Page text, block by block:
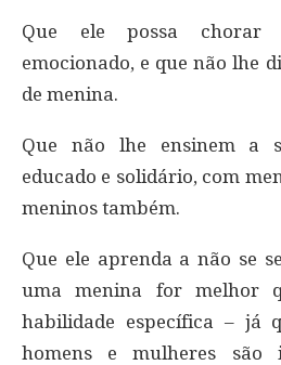
Que ele possa chorar
emocionado, e que não lhe
de menina.
Que não lhe ensinem a
educado e solidário, com
meninos também.
Que ele aprenda a não se
uma menina for melhor
habilidade específica – já
homens e mulheres são